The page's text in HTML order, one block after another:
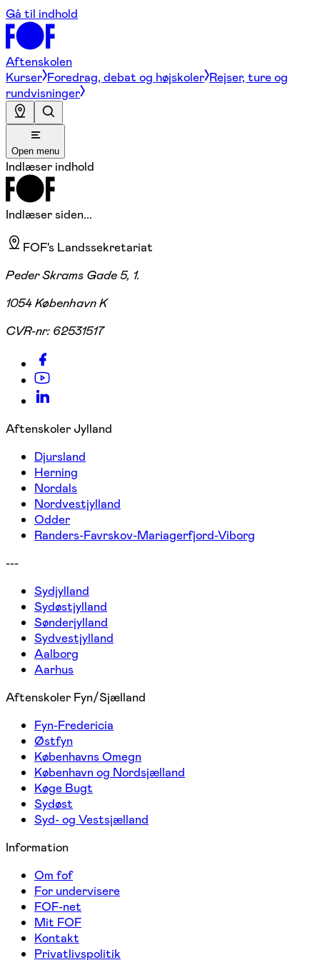
Gå til indhold
Aftenskolen
Kurser Foredrag, debat og højskoler Rejser, ture og
rundvisninger
Open menu
Indlæser indhold
Indlæser siden...
FOF's Landssekretariat
Peder Skrams Gade 5, 1.
1054 København K
CVR-nr: 62531517
Aftenskoler Jylland
Djursland
Herning
Nordals
Nordvestjylland
Odder
Randers-Favrskov-Mariagerfjord-Viborg
---
Sydjylland
Sydøstjylland
Sønderjylland
Sydvestjylland
Aalborg
Aarhus
Aftenskoler Fyn/Sjælland
Fyn-Fredericia
Østfyn
Københavns Omegn
København og Nordsjælland
Køge Bugt
Sydøst
Syd- og Vestsjælland
Information
Om fof
For undervisere
FOF-net
Mit FOF
Kontakt
Privatlivspolitik